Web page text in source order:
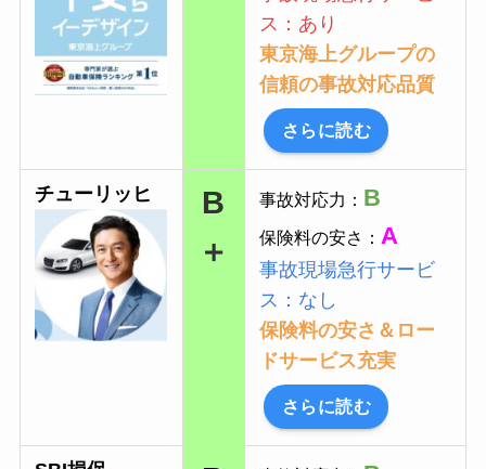
ス：あり
東京海上グループの
信頼の事故対応品質
さらに読む
チューリッヒ
B
＋
事故対応力： B
保険料の安さ： A
事故現場急行サービ
ス：なし
保険料の安さ＆ロー
ドサービス充実
さらに読む